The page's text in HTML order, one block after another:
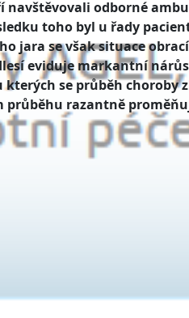
odborné
toho byl u řady
jara se však situace
eviduje markantní
se průběh choroby
průběhu razantně